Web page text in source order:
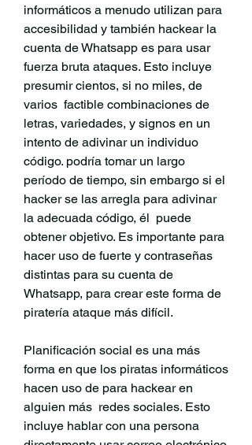
informáticos a menudo utilizan para
accesibilidad y también hackear la
cuenta de Whatsapp es para usar
fuerza bruta ataques. Esto incluye
presumir cientos, si no miles, de
varios  factible combinaciones de
letras, variedades, y signos en un
intento de adivinar un individuo
código. podría tomar un largo
período de tiempo, sin embargo si el
hacker se las arregla para adivinar
la adecuada código, él  puede
obtener objetivo. Es importante para
hacer uso de fuerte y contraseñas
distintas para su cuenta de
Whatsapp, para crear este forma de
piratería ataque más difícil.
Planificación social es una más
forma en que los piratas informáticos
hacen uso de para hackear en
alguien más  redes sociales. Esto
incluye hablar con una persona